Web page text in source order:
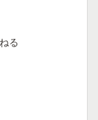
る